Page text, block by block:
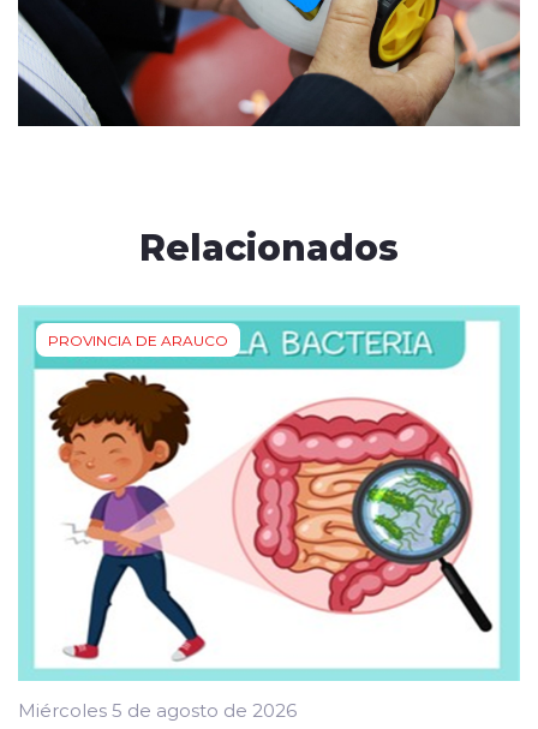
Relacionados
PROVINCIA DE ARAUCO
Miércoles 5 de agosto de 2026